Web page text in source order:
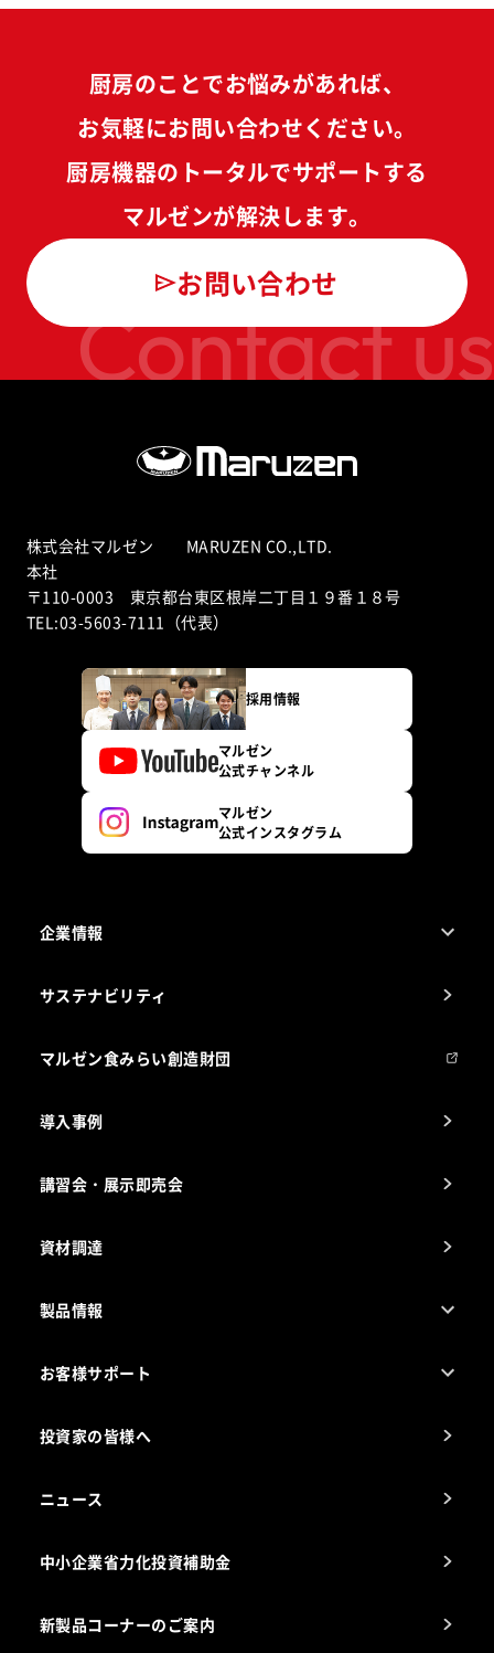
Contact us
厨房のことでお悩みがあれば、
お気軽にお問い合わせください。
厨房機器のトータルでサポートする
マルゼンが解決します。
お問い合わせ
株式会社マルゼン MARUZEN CO.,LTD.
本社
〒110-0003 東京都台東区根岸二丁目１９番１８号
TEL:03-5603-7111（代表）
採用情報
マルゼン
公式チャンネル
マルゼン
公式インスタグラム
企業情報
会社組織
製品の開発
事業所一覧
サステナビリティ
マルゼン食みらい創造財団
導入事例
講習会・展示即売会
資材調達
製品情報
電気・ガス別厨房機器
お客様サポート
アフターサービスお問合せ先
海外出店をご検討のお客様へ
投資家の皆様へ
ニュース
中小企業省力化投資補助金
新製品コーナーのご案内